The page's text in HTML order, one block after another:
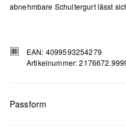
abnehmbare Schultergurt lässt
EAN: 4099593254279
Artikelnummer:
Passform